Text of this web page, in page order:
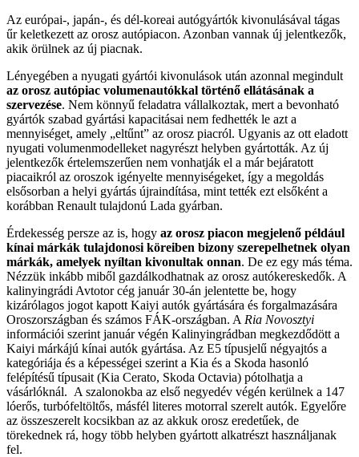
Az európai-, japán-, és dél-koreai autógyártók kivonulásával tágas
űr keletkezett az orosz autópiacon. Azonban vannak új jelentkezők,
akik örülnek az új piacnak.
Lényegében a nyugati gyártói kivonulások után azonnal megindult
az orosz autópiac volumenautókkal történő ellátásának a
szervezése. Nem könnyű feladatra vállalkoztak, mert a bevonható
gyártók szabad gyártási kapacitásai nem fedhették le azt a
mennyiséget, amely „eltűnt” az orosz piacról. Ugyanis az ott eladott
nyugati volumenmodelleket nagyrészt helyben gyártották. Az új
jelentkezők értelemszerűen nem vonhatják el a már bejáratott
piacaikról az oroszok igényelte mennyiségeket, így a megoldás
elsősorban a helyi gyártás újraindítása, mint tették ezt elsőként a
korábban Renault tulajdonú Lada gyárban.
Érdekesség persze az is, hogy az orosz piacon megjelenő például
kínai márkák tulajdonosi köreiben bizony szerepelhetnek olyan
márkák, amelyek nyíltan kivonultak onnan. De ez egy más téma.
Nézzük inkább miből gazdálkodhatnak az orosz autókereskedők. A
kalinyingrádi Avtotor cég január 30-án jelentette be, hogy
kizárólagos jogot kapott Kaiyi autók gyártására és forgalmazására
Oroszországban és számos FÁK-országban. A Ria Novosztyi
információi szerint január végén Kalinyingrádban megkezdődött a
Kaiyi márkájú kínai autók gyártása. Az E5 típusjelű négyajtós a
kategóriája és a képességei szerint a Kia és a Skoda hasonló
felépítésű típusait (Kia Cerato, Skoda Octavia) pótolhatja a
vásárlóknál. A szalonokba az első negyedév végén kerülnek a 147
lóerős, turbófeltöltős, másfél literes motorral szerelt autók. Egyelőre
az összeszerelt kocsikban az az akkuk orosz eredetűek, de
törekednek rá, hogy több helyben gyártott alkatrészt használjanak
fel.